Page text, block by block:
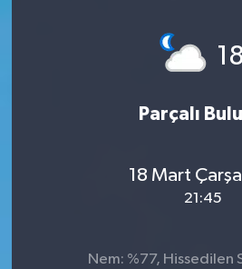
18
Parçalı
18 Mart
21:45
Nem: %77, Hissedilen